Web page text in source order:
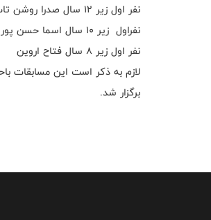
نفر اول زیر ۱۲ سال صدرا روشن تاب
نفراول زیر ۱۰ سال اسما حسن پور مقدم
نفر اول زیر ۸ سال فتاح اروین
لازم به ذکر است این مسابقات باحضور ۲۲۹ نفر از ۹ کشور در سالن همایش های
برگزار شد.